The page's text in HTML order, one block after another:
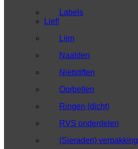
Labels
Lief!
Lijm
Naalden
Nietstiften
Oorbellen
Ringen (dicht)
RVS onderdelen
(Sieraden) verpakking